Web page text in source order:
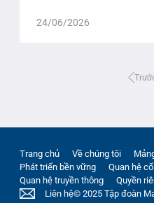
24/06/2026
Trang chủ Về chúng tôi
Phát triển bền vững
Quan hệ
Quan hệ truyền thông
Quyền
Liên hệ© 2025 Tập đoàn